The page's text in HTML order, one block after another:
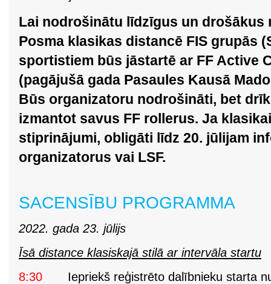
Lai nodrošinātu līdzīgus un drošākus
Posma klasikas distancē FIS grupās
sportistiem būs jāstartē ar FF Active
(pagājušā gada Pasaules Kausā
Būs organizatoru nodrošināti, bet
izmantot savus FF rollerus. Ja
stiprinājumi, obligāti līdz 20. jūlijam
organizatorus vai LSF.
SACENSĪBU PROGRAMMA
2022. gada 23. jūlijs
Īsā distance klasiskajā stilā ar intervāla startu
8:30 Iepriekš reģistrēto dalībnieku starta